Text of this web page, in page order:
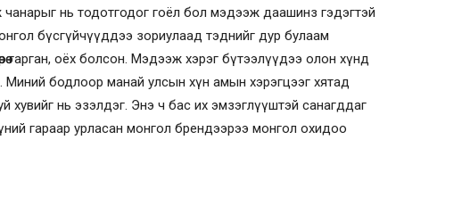
нь тодотгодог гоёл бол мэдээж даашинз гэдэгтэй
бүсгүйчүүддээ зориулаад тэднийг дур булаам
гарган, оёх болсон. Мэдээж хэрэг бүтээлүүдээ олон хүнд
Миний бодлоор манай улсын хүн амын хэрэгцээг хятад
хувийг нь эзэлдэг. Энэ ч бас их эмзэглүүштэй санагддаг
гараар урласан монгол брендээрээ монгол охидоо